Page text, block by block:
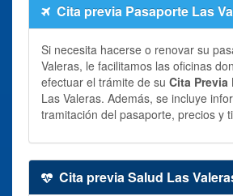
Cita previa Pasaporte Las
Si necesita hacerse o renovar su
Valeras, le facilitamos las oficinas
efectuar el trámite de su Cita Previa
Las Valeras. Además, se incluye
tramitación del pasaporte, precios y
Cita previa Salud Las